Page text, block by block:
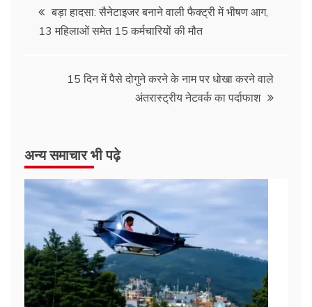
बड़ा हादसा: सैनेटाइजर बनाने वाली फैक्ट्री में भीषण आग,
13 महिलाओं समेत 15 कर्मचारियों की मौत
15 दिन में पैसे दोगुने करने के नाम पर धोखा करने वाले
अंतरास्ट्रीय नेटवर्क का पर्दाफाश
अन्य समाचार भी पढ़े